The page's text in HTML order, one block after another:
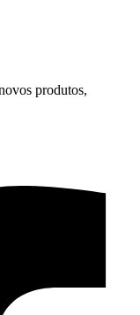
produtos,